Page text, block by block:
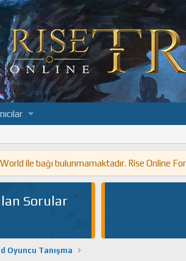
ile bağı bulunmamaktadır. Rise Online
Sorular
Oyuncu Tanışma